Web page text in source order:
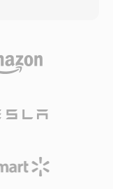
Khi Avid
WAV và
tệp SD2
lại chất
hình nhiễu
học tinh
sinh thái